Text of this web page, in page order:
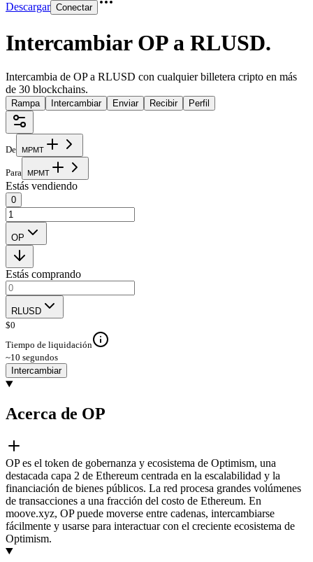
Descargar Conectar
Intercambiar OP a RLUSD.
Intercambia de OP a RLUSD con cualquier billetera cripto en más
de 30 blockchains.
Rampa Intercambiar Enviar Recibir Perfil
De MPMT
Para MPMT
Estás vendiendo
0
OP
Estás comprando
RLUSD
$0
Tiempo de liquidación
~10 segundos
Intercambiar
Acerca de OP
OP es el token de gobernanza y ecosistema de Optimism, una
destacada capa 2 de Ethereum centrada en la escalabilidad y la
financiación de bienes públicos. La red procesa grandes volúmenes
de transacciones a una fracción del costo de Ethereum. En
moove.xyz, OP puede moverse entre cadenas, intercambiarse
fácilmente y usarse para interactuar con el creciente ecosistema de
Optimism.